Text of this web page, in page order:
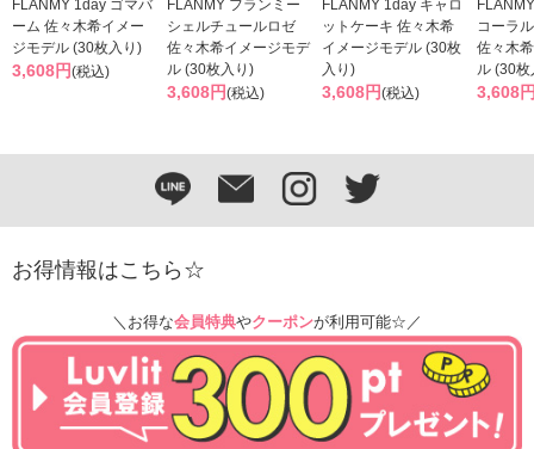
FLANMY 1day ゴマバ
ーム 佐々木希イメー
ジモデル (30枚入り)
3,608円(税込)
FLANMY フランミー
シェルチュールロゼ
佐々木希イメージモデ
ル (30枚入り)
3,608円(税込)
FLANMY 1day キャロ
ットケーキ 佐々木希
イメージモデル (30枚
入り)
3,608円(税込)
コーラ
佐々木
ル (30枚
3,608
お得情報はこちら☆
＼お得な会員特典やクーポンが利用可能☆／